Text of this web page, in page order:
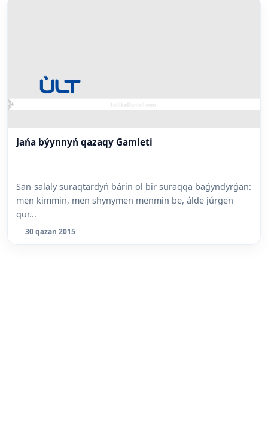
Jańa býynnyń qazaqy Gamleti
San-salaly suraqtardyń bárin ol bir suraqqa baǵyndyrǵan:
men kimmin, men shynymen menmin be, álde júrgen
qur...
30 qazan 2015